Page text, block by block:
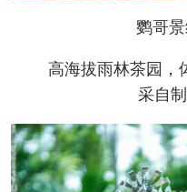
鹦哥景
高海拔雨林茶园，
采自